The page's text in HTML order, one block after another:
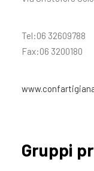
Tel:06 32609788
Fax:06 3200180
Gruppi